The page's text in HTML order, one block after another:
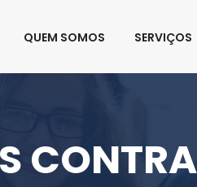
QUEM SOMOS SERVIÇOS